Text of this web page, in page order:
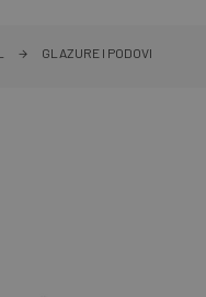
GLAZURE I PODOVI